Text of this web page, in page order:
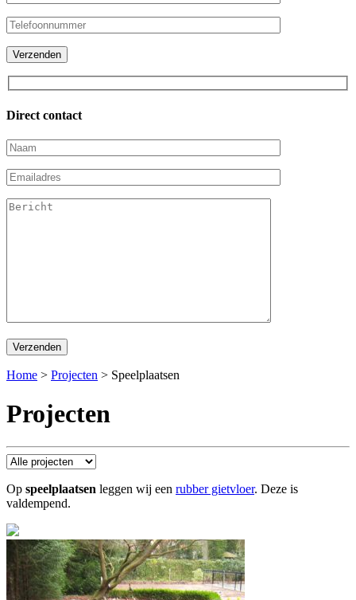
Direct contact
Home > Projecten > Speelplaatsen
Projecten
Op speelplaatsen leggen wij een rubber gietvloer. Deze is
valdempend.